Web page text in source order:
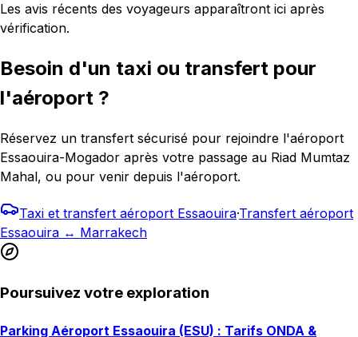
Les avis récents des voyageurs apparaîtront ici après
vérification.
Besoin d'un taxi ou transfert pour
l'aéroport ?
Réservez un transfert sécurisé pour rejoindre l'aéroport
Essaouira-Mogador après votre passage au Riad Mumtaz
Mahal, ou pour venir depuis l'aéroport.
Taxi et transfert aéroport Essaouira·Transfert aéroport
Essaouira ↔ Marrakech
Poursuivez votre exploration
Parking Aéroport Essaouira (ESU) : Tarifs ONDA &